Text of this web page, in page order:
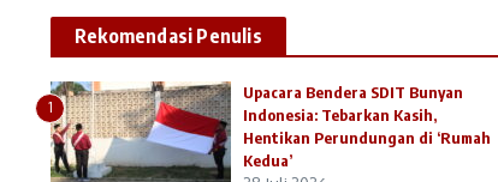
Rekomendasi Penulis
1
Upacara Bendera SDIT Bunyan
Indonesia: Tebarkan Kasih,
Hentikan Perundungan di ‘Rumah
Kedua’